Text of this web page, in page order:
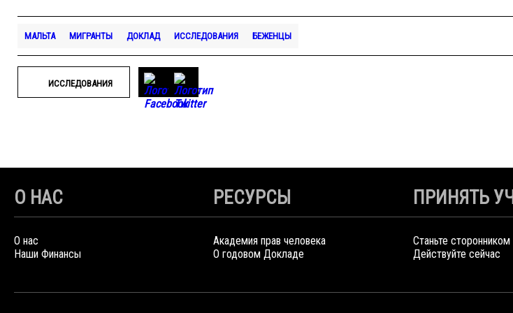
МАЛЬТА МИГРАНТЫ ДОКЛАД ИССЛЕДОВАНИЯ БЕЖЕНЦЫ
ИССЛЕДОВАНИЯ
О НАС
О нас
Наши Финансы
РЕСУРСЫ
Академия прав человека
О годовом Докладе
ПРИНЯТЬ
Станьте сторонником
Действуйте сейчас